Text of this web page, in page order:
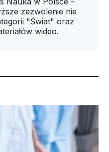
zezwolenie nie
"Świat" oraz
wideo.